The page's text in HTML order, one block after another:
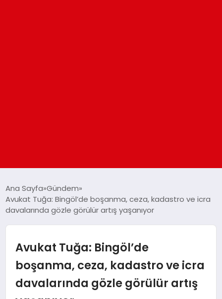
GÜNDEM
DÜNYA
EĞITIM
Ana Sayfa Gündem
Avukat Tuğa: Bingöl’de boşanma, ceza, kadastro ve icra
davalarında gözle görülür artış yaşanıyor
Avukat Tuğa: Bingöl’de
boşanma, ceza, kadastro ve icra
davalarında gözle görülür artış